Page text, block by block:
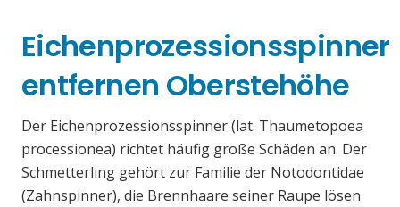
Eichenprozessionsspinner
entfernen Oberstehöhe
Der Eichenprozessionsspinner (lat. Thaumetopoea
processionea) richtet häufig große Schäden an. Der
Schmetterling gehört zur Familie der Notodontidae
(Zahnspinner), die Brennhaare seiner Raupe lösen